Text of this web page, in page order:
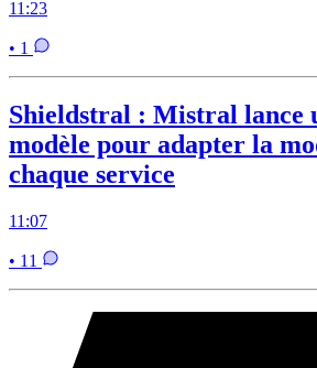
11:23
• 1
Shieldstral : Mistral lance
modèle pour adapter la
chaque service
11:07
• 11